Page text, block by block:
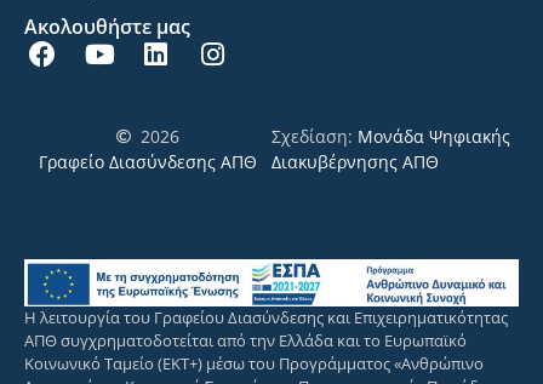
Ακολουθήστε μας
2026
Γραφείο Διασύνδεσης ΑΠΘ
Σχεδίαση: Μονάδα Ψηφιακής
Διακυβέρνησης ΑΠΘ
Η λειτουργία του Γραφείου Διασύνδεσης και Επιχειρηματικότητας
ΑΠΘ συγχρηματοδοτείται από την Ελλάδα και το Ευρωπαϊκό
Κοινωνικό Ταμείο (ΕΚΤ+) μέσω του Προγράμματος «Ανθρώπινο